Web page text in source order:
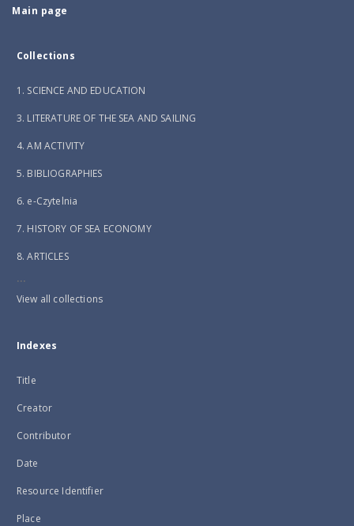
Main page
Collections
1. SCIENCE AND EDUCATION
3. LITERATURE OF THE SEA AND SAILING
4. AM ACTIVITY
5. BIBLIOGRAPHIES
6. e-Czytelnia
7. HISTORY OF SEA ECONOMY
8. ARTICLES
...
View all collections
Indexes
Title
Creator
Contributor
Date
Resource Identifier
Place